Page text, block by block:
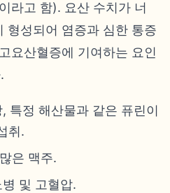
라고 함). 요산 수치가 너
형성되어 염증과 심한 통증
요산혈증에 기여하는 요인
특정 해산물과 같은 퓨린이
취.
은 맥주.
및 고혈압.